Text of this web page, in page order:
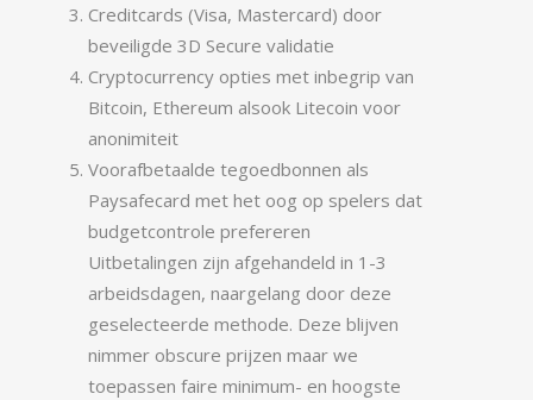
Creditcards (Visa, Mastercard) door
beveiligde 3D Secure validatie
Cryptocurrency opties met inbegrip van
Bitcoin, Ethereum alsook Litecoin voor
anonimiteit
Voorafbetaalde tegoedbonnen als
Paysafecard met het oog op spelers dat
budgetcontrole prefereren
Uitbetalingen zijn afgehandeld in 1-3
arbeidsdagen, naargelang door deze
geselecteerde methode. Deze blijven
nimmer obscure prijzen maar we
toepassen faire minimum- en hoogste